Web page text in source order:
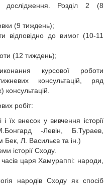
дослідження. Розділ 2 (8
(9 тиждень);
відповідно до вимог (10-11
(12 тиждень);
курсової роботи
консультацій, ряд
консультацій.
робіт:
і їх внесок у вивчення історії
-Левін, Б.Тураев,
Л. Васильєв та ін.)
історії Сходу.
царя Хамураппі: народи,
народів Сходу як спосіб